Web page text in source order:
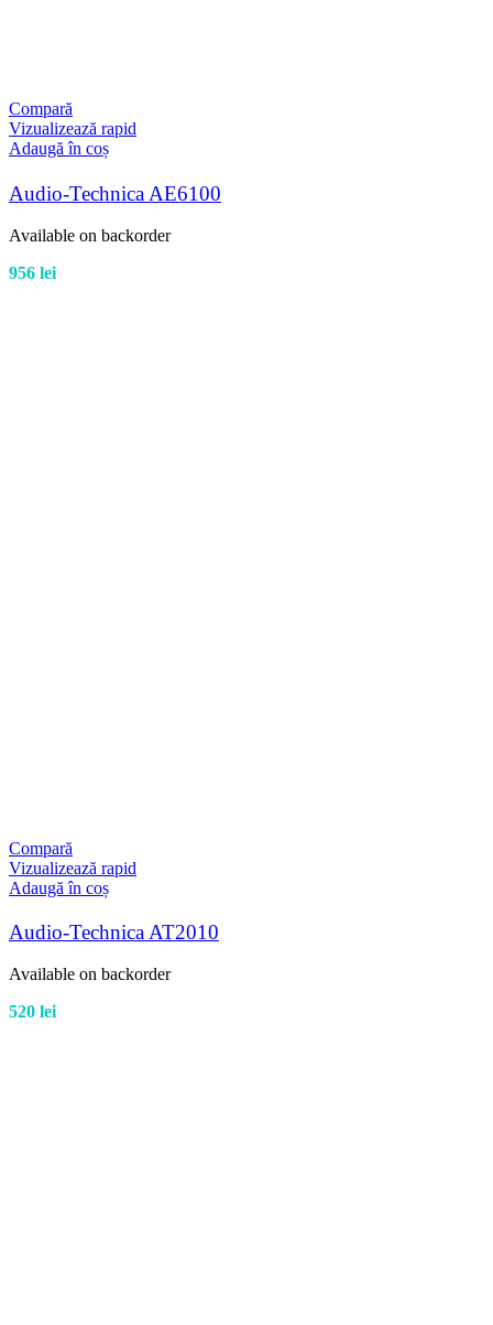
Compară
Vizualizează rapid
Adaugă în coș
Audio-Technica AE6100
Available on backorder
956 lei
Compară
Vizualizează rapid
Adaugă în coș
Audio-Technica AT2010
Available on backorder
520 lei